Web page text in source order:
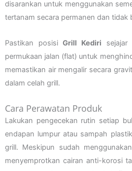
disarankan untuk menggunakan
tertanam secara permanen dan tidak
Pastikan posisiGrill Kediri sejajar
permukaan jalan (flat) untuk
memastikan air mengalir secara
dalam celah grill.
Cara Perawatan Produk
Lakukan pengecekan rutin setiap
endapan lumpur atau sampah
grill. Meskipun sudah
menyemprotkan cairan anti-korosi